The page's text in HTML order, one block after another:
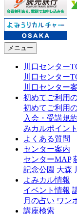
メニュー
川口センター
川口センター
川口センター
初めてご利用
初めてご利用
入会・受講規約
みカルポイント
よくある質問
センター案内
センターMAP
記念公園 大森
よみカル情報
イベント情報
月の占い ワン
講座検索